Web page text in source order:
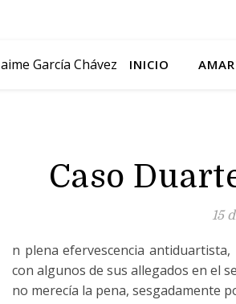
INICIO
Caso
15
n plena efervescencia
con algunos de sus allegados en el
no merecía la pena, sesgadamente